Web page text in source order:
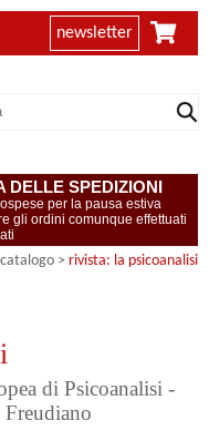
newsletter
DELLE SPEDIZIONI
per la pausa estiva
gli ordini comunque effettuati
> rivista: la psicoanalisi
di Psicoanalisi -